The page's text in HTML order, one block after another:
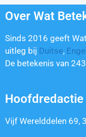
Over Wat
Sinds 2016 geeft
uitleg bij Duitse,
De betekenis van
Hoofdredactie
Vijf Werelddelen 69,